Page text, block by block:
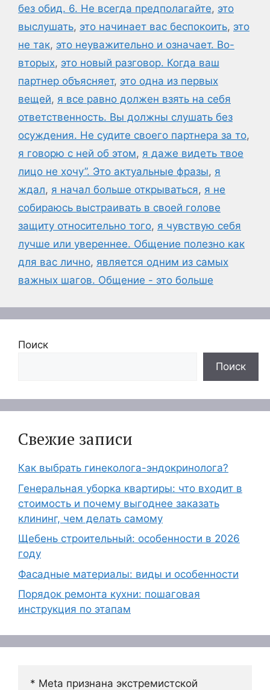
без обид. 6. Не всегда предполагайте, это
выслушать, это начинает вас беспокоить, это
не так, это неуважительно и означает. Во-
вторых, это новый разговор. Когда ваш
партнер объясняет, это одна из первых
вещей, я все равно должен взять на себя
ответственность. Вы должны слушать без
осуждения. Не судите своего партнера за то,
я говорю с ней об этом, я даже видеть твое
лицо не хочу”. Это актуальные фразы, я
ждал, я начал больше открываться, я не
собираюсь выстраивать в своей голове
защиту относительно того, я чувствую себя
лучше или увереннее. Общение полезно как
для вас лично, является одним из самых
важных шагов. Общение - это больше
Поиск
Поиск
Свежие записи
Как выбрать гинеколога-эндокринолога?
Генеральная уборка квартиры: что входит в
стоимость и почему выгоднее заказать
клининг, чем делать самому
Щебень строительный: особенности в 2026
году
Фасадные материалы: виды и особенности
Порядок ремонта кухни: пошаговая
инструкция по этапам
* Meta признана экстремистской